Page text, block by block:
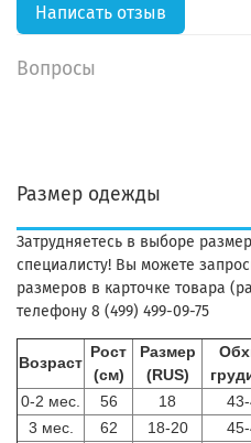
Написать отзыв
Вопросы
Размер одежды
Затрудняетесь в выборе
специалисту! Вы можете
размеров в карточке товара
телефону 8 (499) 499-09-75
Возраст
Рост
(см)
Размер
(RUS)
0-2 мес.
56 18
3 мес.
62 18-20